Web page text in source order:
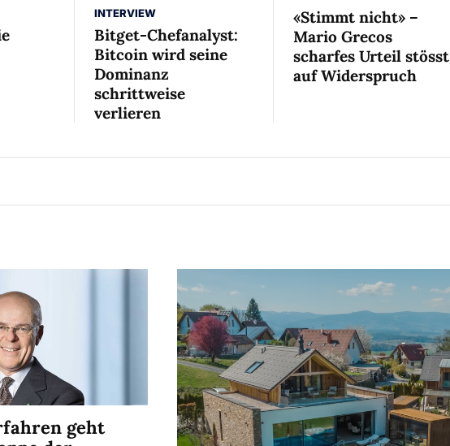
INTERVIEW
Bitget-Chefanalyst:
Bitcoin wird seine
Dominanz
schrittweise
verlieren
«Stimmt nicht» –
Mario Grecos
scharfes Urteil stösst
auf Widerspruch
geht